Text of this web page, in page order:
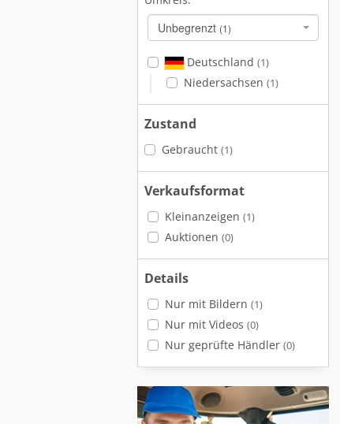
Unbegrenzt (1)
Deutschland (1)
Niedersachsen (1)
Zustand
Gebraucht (1)
Verkaufsformat
Kleinanzeigen (1)
Auktionen (0)
Details
Nur mit Bildern (1)
Nur mit Videos (0)
Nur geprüfte Händler (0)